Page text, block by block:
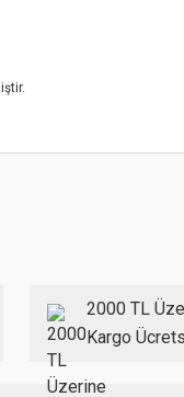
pahalı.
olmalı.
2000 TL
Kargo